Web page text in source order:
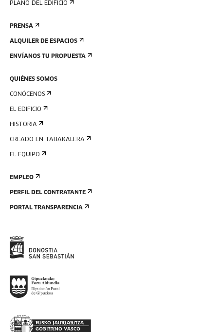
PLANO DEL EDIFICIO
PRENSA
ALQUILER DE ESPACIOS
ENVÍANOS TU PROPUESTA
QUIÉNES SOMOS
CONÓCENOS
EL EDIFICIO
HISTORIA
CREADO EN TABAKALERA
EL EQUIPO
EMPLEO
PERFIL DEL CONTRATANTE
PORTAL TRANSPARENCIA